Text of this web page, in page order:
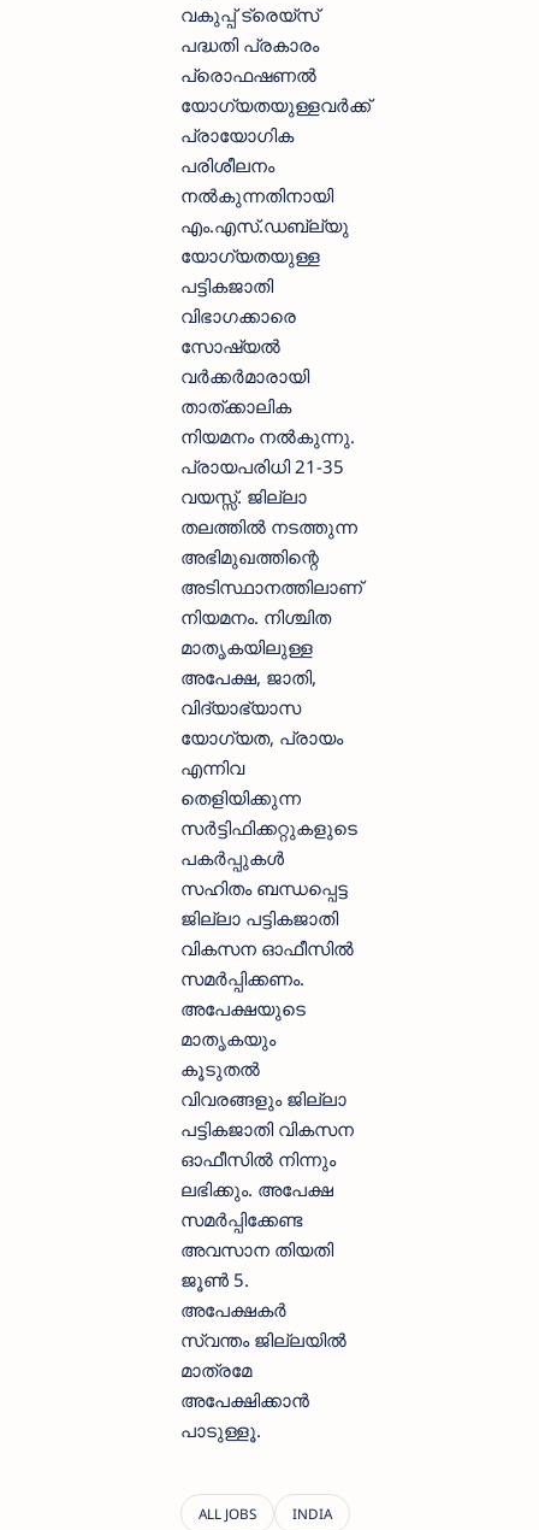
വകുപ്പ് ട്രെയ്‌സ്
പദ്ധതി പ്രകാരം
പ്രൊഫഷണൽ
യോഗ്യതയുള്ളവർക്ക്
പ്രായോഗിക
പരിശീലനം
നൽകുന്നതിനായി
എം.എസ്.ഡബ്ല്യു
യോഗ്യതയുള്ള
പട്ടികജാതി
വിഭാഗക്കാരെ
സോഷ്യൽ
വർക്കർമാരായി
താത്ക്കാലിക
നിയമനം നൽകുന്നു.
പ്രായപരിധി 21-35
വയസ്സ്. ജില്ലാ
തലത്തിൽ നടത്തുന്ന
അഭിമുഖത്തിന്റെ
അടിസ്ഥാനത്തിലാണ്
നിയമനം. നിശ്ചിത
മാതൃകയിലുള്ള
അപേക്ഷ, ജാതി,
വിദ്യാഭ്യാസ
യോഗ്യത, പ്രായം
എന്നിവ
തെളിയിക്കുന്ന
സർട്ടിഫിക്കറ്റുകളുടെ
പകർപ്പുകൾ
സഹിതം ബന്ധപ്പെട്ട
ജില്ലാ പട്ടികജാതി
വികസന ഓഫീസിൽ
സമർപ്പിക്കണം.
അപേക്ഷയുടെ
മാതൃകയും
കൂടുതൽ
വിവരങ്ങളും ജില്ലാ
പട്ടികജാതി വികസന
ഓഫീസിൽ നിന്നും
ലഭിക്കും. അപേക്ഷ
സമർപ്പിക്കേണ്ട
അവസാന തിയതി
ജൂൺ 5.
അപേക്ഷകർ
സ്വന്തം ജില്ലയിൽ
മാത്രമേ
അപേക്ഷിക്കാൻ
പാടുള്ളൂ.